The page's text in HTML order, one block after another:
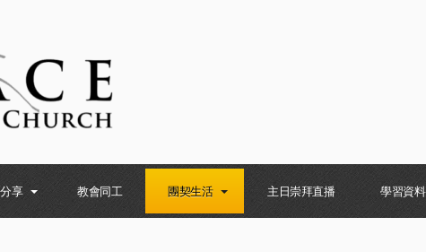
享 教會同工 團契生活 主日崇拜直播 學習資料